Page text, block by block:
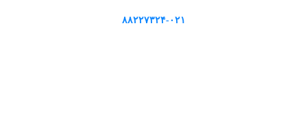
۸۸۲۲۷۳۲۴-۰۲۱